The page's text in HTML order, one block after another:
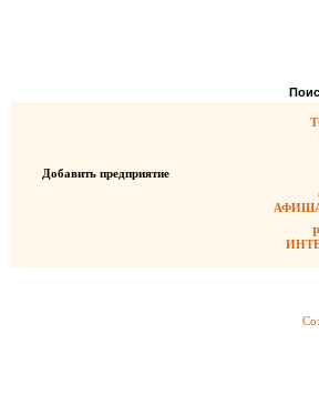
Добавить предприятие